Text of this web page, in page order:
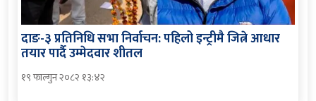
दाङ-३ प्रतिनिधि सभा निर्वाचन: पहिलो इन्ट्रीमै जित्ने आधार
तयार पार्दै उम्मेदवार शीतल
१९ फाल्गुन २०८२ १३:४२